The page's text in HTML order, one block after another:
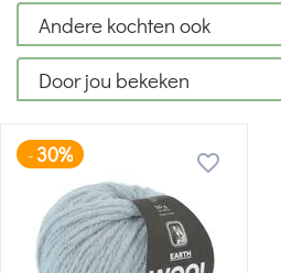
Andere kochten ook
Door jou bekeken
-30%